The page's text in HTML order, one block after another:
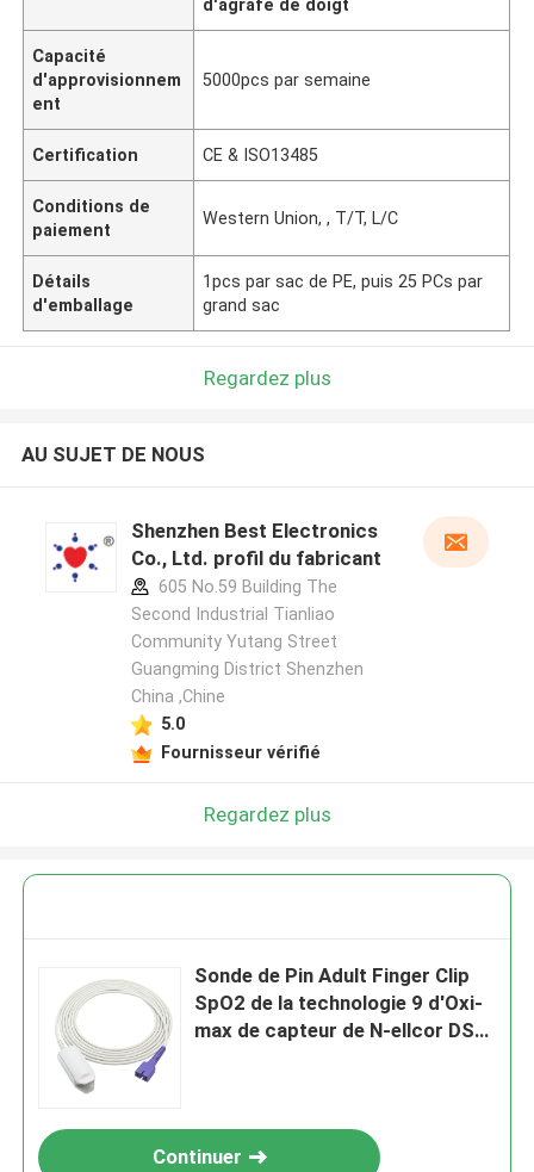
d'agrafe de doigt
Capacité
d'approvisionnem
ent
5000pcs par semaine
Certification CE & ISO13485
Conditions de
paiement
Western Union, , T/T, L/C
Détails
d'emballage
1pcs par sac de PE, puis 25 PCs par
grand sac
Regardez plus
AU SUJET DE NOUS
Shenzhen Best Electronics
Co., Ltd. profil du fabricant
605 No.59 Building The
Second Industrial Tianliao
Community Yutang Street
Guangming District Shenzhen
China ,Chine
5.0
Fournisseur vérifié
Regardez plus
Sonde de Pin Adult Finger Clip
SpO2 de la technologie 9 d'Oxi-
max de capteur de N-ellcor DS-
Continuer